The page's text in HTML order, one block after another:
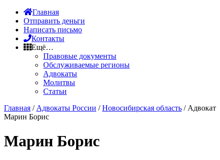
Главная
Отправить деньги
Написать письмо
Контакты
Ещё…
Правовые документы
Обслуживаемые регионы
Адвокаты
Молитвы
Статьи
Главная / Адвокаты России /Новосибирская область / Адвокат
Марин Борис
Марин Борис